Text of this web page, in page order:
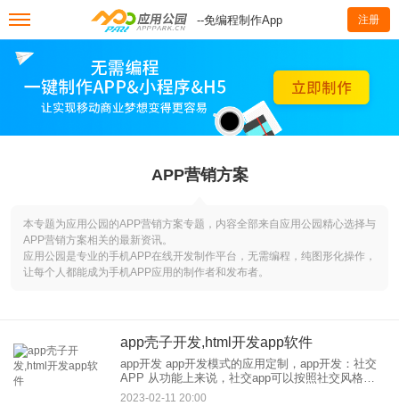
--免编程制作App 注册
APP营销方案
本专题为应用公园的APP营销方案专题，内容全部来自应用公园精心选择与
APP营销方案相关的最新资讯。
应用公园是专业的手机APP在线开发制作平台，无需编程，纯图形化操作，
让每个人都能成为手机APP应用的制作者和发布者。
app壳子开发,html开发app软件
app开发 app开发模式的应用定制，app开发：社交
APP 从功能上来说，社交app可以按照社交风格分
为以下三类：移动IM、SNS和LBS，按照关系风格
分为熟人社交和陌生社交，语音和app。开发
2023-02-11 20:00